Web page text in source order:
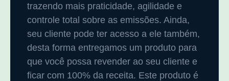
trazendo mais praticidade, agilidade e
controle total sobre as emissões. Ainda,
seu cliente pode ter acesso a ele também,
desta forma entregamos um produto para
que você possa revender ao seu cliente e
ficar com 100% da receita. Este produto é